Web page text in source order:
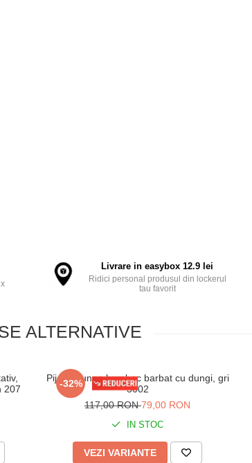
Livrare in easybox 12.9 lei
Ridici personal produsul din lockerul
tau favorit
ALTERNATIVE
207
-32%
Pijama lunga bumbac barbat cu dungi, gri
3002
117,00 RON79,00 RON
IN STOC
VEZI VARIANTE